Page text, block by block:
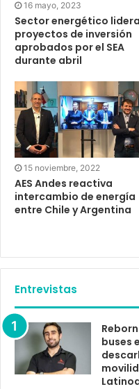
16 mayo, 2023
Sector energético lidera
proyectos de inversión
aprobados por el SEA
durante abril
15 noviembre, 2022
AES Andes reactiva
intercambio de energía
entre Chile y Argentina
Entrevistas
buses